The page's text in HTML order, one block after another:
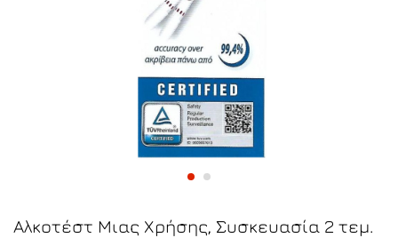
Αλκοτέστ Μιας Χρήσης, Συσκευασία 2 τεμ.